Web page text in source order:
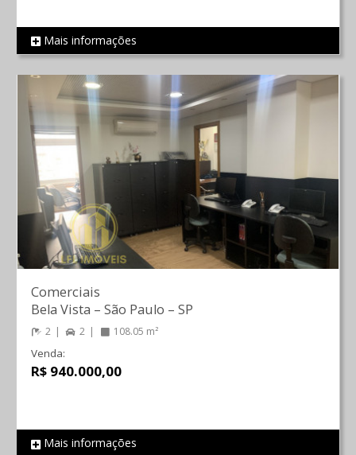
REF 745
Mais informações
REF 814
Comerciais
Bela Vista – São Paulo – SP
2 2 108.05 m²
Venda:
R$ 940.000,00
Mais informações